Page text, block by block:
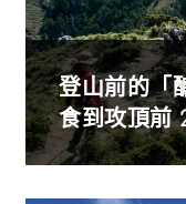
登山前的「
食到攻頂前